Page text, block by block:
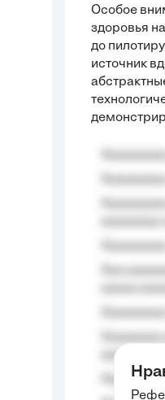
Особое
здоровья
до
источник
aaaa aaaa.